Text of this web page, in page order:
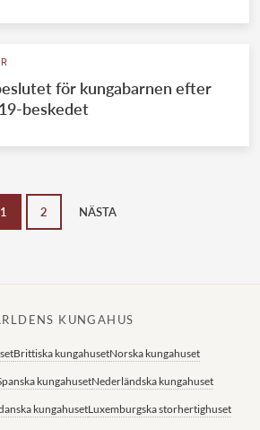
för kungabarnen efter
beskedet
1 2 NÄSTA
KUNGAHUS
Brittiska kungahusetNorska kungahuset
kungahusetNederländska kungahuset
kungahusetLuxemburgska storhertighuset